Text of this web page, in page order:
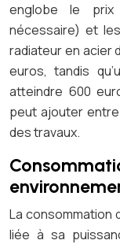
englobe le prix
nécessaire) et
radiateur en acier
euros, tandis
atteindre 600
peut ajouter
des travaux.
La consommation
liée à sa